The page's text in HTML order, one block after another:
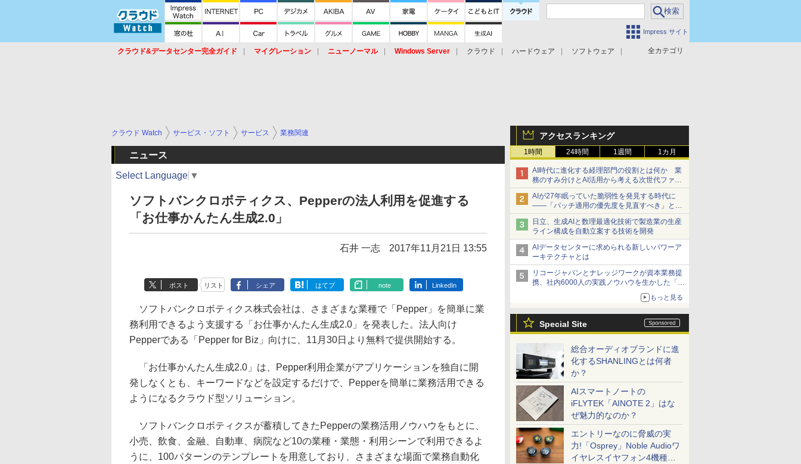
Impress サイト
全カテゴリ
クラウド&データセンター完全ガイド マイグレーション ニューノーマル Windows Server クラウド ハードウェア
ソフトウェア
アクセスランキング
1時間 24時間 1週間 1カ月
AI時代に進化する経理部門の役割とは何か 業
務のすみ分けとAI活用から考える次世代ファイ
ナンス戦略
AIが27年眠っていた脆弱性を発見する時代に
――「パッチ適用の優先度を見直すべき」とセ
キュリティ専門家
日立、生成AIと数理最適化技術で製造業の生産
ライン構成を自動立案する技術を開発
AIデータセンターに求められる新しいパワーア
ーキテクチャとは
リコージャパンとナレッジワークが資本業務提
携、社内6000人の実践ノウハウを生かした「AI
もっと見る
Special Site
総合オーディオブランドに進
化するSHANLINGとは何者
か？
AIスマートノートの
iFLYTEK「AINOTE 2」はな
ぜ魅力的なのか？
エントリーなのに脅威の実
力!「Osprey」Noble Audioワ
イヤレスイヤフォン4機種を
クラウド Watch サービス・ソフト サービス 業務関連
ニュース
Select Language ▼
ソフトバンクロボティクス、Pepperの法人利用を促進する
「お仕事かんたん生成2.0」
石井 一志 2017年11月21日 13:55
ポスト リスト シェア はてブ note LinkedIn
ソフトバンクロボティクス株式会社は、さまざまな業種で「Pepper」を簡単に業
務利用できるよう支援する「お仕事かんたん生成2.0」を発表した。法人向け
Pepperである「Pepper for Biz」向けに、11月30日より無料で提供開始する。
「お仕事かんたん生成2.0」は、Pepper利用企業がアプリケーションを独自に開
発しなくとも、キーワードなどを設定するだけで、Pepperを簡単に業務活用できる
ようになるクラウド型ソリューション。
ソフトバンクロボティクスが蓄積してきたPepperの業務活用ノウハウをもとに、
小売、飲食、金融、自動車、病院など10の業種・業態・利用シーンで利用できるよ
うに、100パターンのテンプレートを用意しており、さまざまな場面で業務自動化